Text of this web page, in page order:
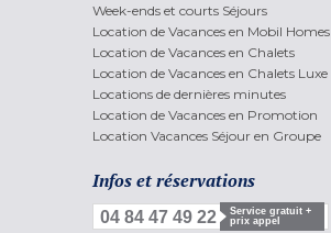
Week-ends et courts Séjours
Location de Vacances en Mobil Homes
Location de Vacances en Chalets
Location de Vacances en Chalets Luxe
Locations de dernières minutes
Location de Vacances en Promotion
Location Vacances Séjour en Groupe
Infos et réservations
04 84 47 49 22
Service gratuit +
prix appel